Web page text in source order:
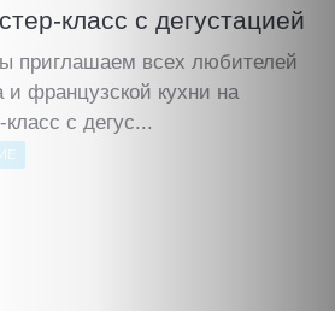
класс с дегустацией
приглашаем всех любителей
и французской кухни на
с дегус...